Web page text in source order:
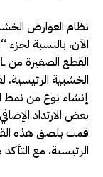
نظام العوارض
الآن، بالنسبة
الخشبية الرئيسية.
إنشاء نوع من نمط
بعض الارتداد
قمت بلصق هذه
الرئيسية، مع